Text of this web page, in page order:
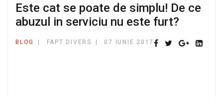
Este cat se poate de simplu! De ce
abuzul in serviciu nu este furt?
BLOG FAPT DIVERS 07 IUNIE 2017